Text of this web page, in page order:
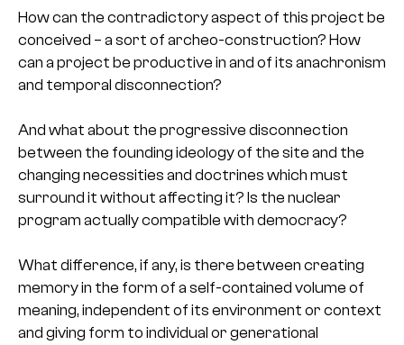
How can the contradictory aspect of this project be
conceived – a sort of archeo-construction? How
can a project be productive in and of its anachronism
and temporal disconnection?
And what about the progressive disconnection
between the founding ideology of the site and the
changing necessities and doctrines which must
surround it without affecting it? Is the nuclear
program actually compatible with democracy?
What difference, if any, is there between creating
memory in the form of a self-contained volume of
meaning, independent of its environment or context
and giving form to individual or generational